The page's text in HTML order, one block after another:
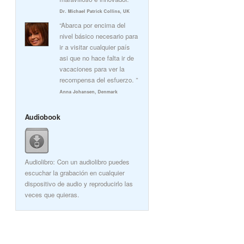
Dr. Michael Patrick Collins, UK
“Abarca por encima del
nivel básico necesario para
ir a visitar cualquier país
asi que no hace falta ir de
vacaciones para ver la
recompensa del esfuerzo. ”
Anna Johansen, Denmark
Audiobook
Audiolibro: Con un audiolibro puedes
escuchar la grabación en cualquier
dispositivo de audio y reproducirlo las
veces que quieras.